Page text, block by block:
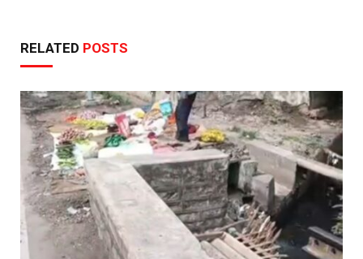
RELATED POSTS